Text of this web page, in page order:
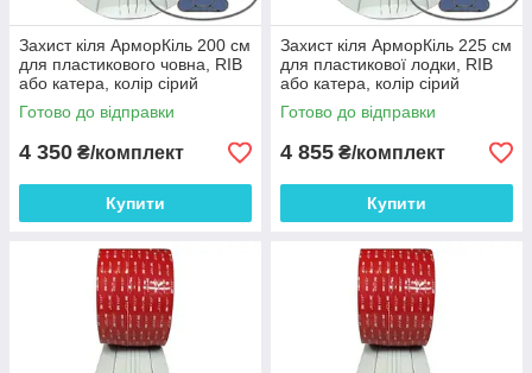
Захист кіля АрморКіль 200 см
для пластикового човна, RIB
або катера, колір сірий
Готово до відправки
4 350 ₴/комплект
Купити
Захист кіля АрморКіль 225 см
для пластикової лодки, RIB
або катера, колір сірий
Готово до відправки
4 855 ₴/комплект
Купити